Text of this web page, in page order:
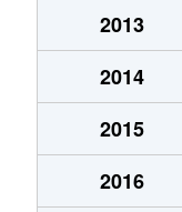
紫竹上緑町
紫竹上緑町
紫竹上緑町
紫竹西南町
2013
2014
2015
2016